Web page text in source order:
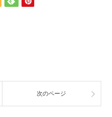
次のページ